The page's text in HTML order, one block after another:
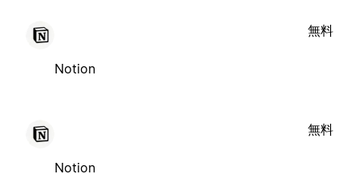
Notion
無料
Notion
無料